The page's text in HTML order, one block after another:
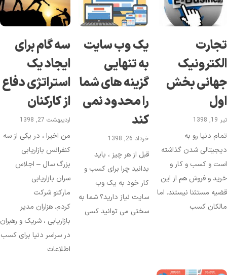
بخش
1398
دنیا رو به
شدن گذاشته
و کسب و کار و
و فروش هم از این
مستثنا نیستند. اما
کسب
یک وب سایت
به تنهایی
گزینه‌ های شما
را محدود نمی‌
کند
خرداد 26, 1398
قبل از هر چیز ، باید
بدانید چرا برای کسب و
کار خود به یک وب
سایت نیاز دارید؟ شما به
سختی می توانید کسی
سه گام برای
ایجاد یک
استراتژی دفاع
از کارکنان
اردیبهشت 27, 1398
من اخیرا ، در یکی از سه
کنفرانس بازاریابی
بزرگ سال – اجلاس
سران بازاریابی
مارکتو شرکت
کردم. هزاران مدیر
بازاریابی ، شریک و رهبران
در سراسر دنیا برای کسب
اطلاعات